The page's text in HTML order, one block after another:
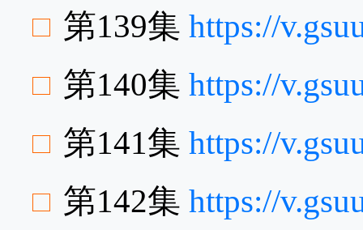
第139集 https://
第140集 https://
第141集 https://
第142集 https://